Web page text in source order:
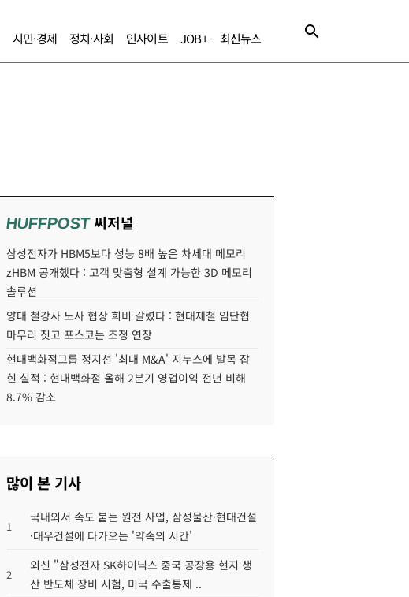
시민·경제 정치·사회 인사이트 JOB+ 최신뉴스
HUFFPOST씨저널
삼성전자가 HBM5보다 성능 8배 높은 차세대 메모리
zHBM 공개했다 : 고객 맞춤형 설계 가능한 3D 메모리
솔루션
양대 철강사 노사 협상 희비 갈렸다 : 현대제철 임단협
마무리 짓고 포스코는 조정 연장
현대백화점그룹 정지선 '최대 M&A' 지누스에 발목 잡
힌 실적 : 현대백화점 올해 2분기 영업이익 전년 비해
8.7% 감소
많이 본 기사
1
국내외서 속도 붙는 원전 사업, 삼성물산·현대건설
·대우건설에 다가오는 '약속의 시간'
2
외신 "삼성전자 SK하이닉스 중국 공장용 현지 생
산 반도체 장비 시험, 미국 수출통제 ..